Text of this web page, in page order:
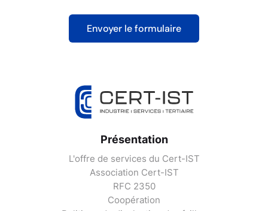
Présentation
L'offre de services du Cert-IST
Association Cert-IST
RFC 2350
Coopération